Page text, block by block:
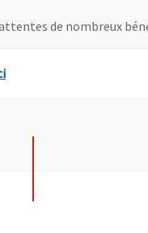
de nombreux
, Ouvre une nouvelle